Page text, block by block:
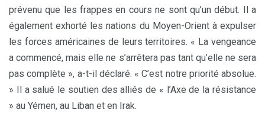
prévenu que les frappes en cours ne sont qu’un début. Il a
également exhorté les nations du Moyen-Orient à expulser
les forces américaines de leurs territoires. « La vengeance
a commencé, mais elle ne s’arrêtera pas tant qu’elle ne sera
pas complète », a-t-il déclaré. « C’est notre priorité absolue.
» Il a salué le soutien des alliés de « l’Axe de la résistance
» au Yémen, au Liban et en Irak.